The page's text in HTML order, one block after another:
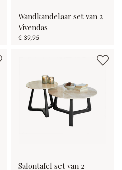
Wandkandelaar set van 2
Vivendas
€ 39,95
Salontafel set van 2